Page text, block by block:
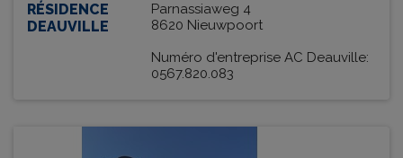
RÉSIDENCE
DEAUVILLE
Parnassiaweg 4
8620 Nieuwpoort
Numéro d'entreprise AC Deauville:
0567.820.083